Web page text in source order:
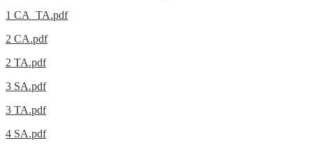
1 CA_TA.pdf
2 CA.pdf
2 TA.pdf
3 SA.pdf
3 TA.pdf
4 SA.pdf